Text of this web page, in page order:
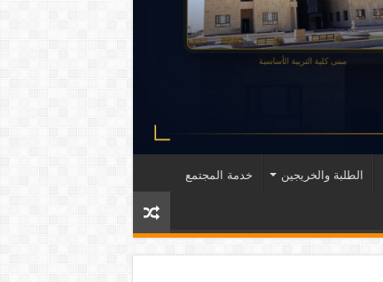
الطلبة والخريجين خدمة المجتمع